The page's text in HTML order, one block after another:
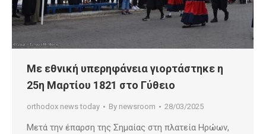
Με εθνική υπερηφάνεια γιορτάστηκε η
25η Μαρτίου 1821 στο Γύθειο
orthodox news today By newsroom 28/03/2025
Μετά την έπαρση της Σημαίας στη πλατεία Ηρώων,